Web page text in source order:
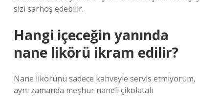
sizi sarhoş edebilir.
Hangi içeceğin yanında
nane likörü ikram edilir?
Nane likörünü sadece kahveyle servis etmiyorum,
aynı zamanda meşhur naneli çikolatalı